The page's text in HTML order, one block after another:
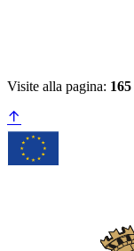
Visite alla pagina: 165